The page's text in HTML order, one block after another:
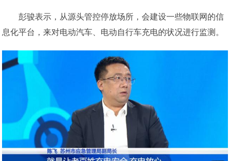
彭骏表示，从源头管控停放场所，会建设一些物联网的信
息化平台，来对电动汽车、电动自行车充电的状况进行监测。